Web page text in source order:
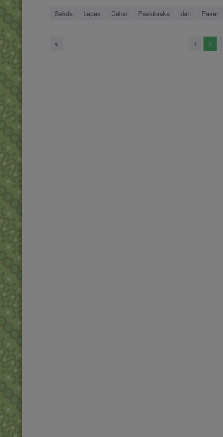
Sekda Lepas Calon Paskibraka dari Paser
1 2